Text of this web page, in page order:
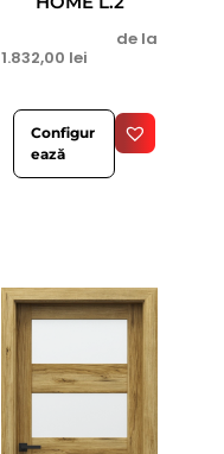
de la
1.832,00 lei
Configur
ează